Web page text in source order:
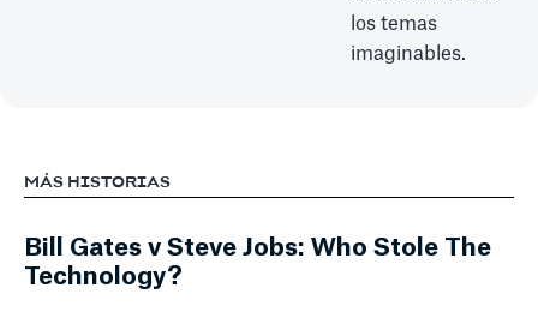
los temas
imaginables.
MÁS HISTORIAS
Bill Gates v Steve Jobs: Who Stole The
Technology?